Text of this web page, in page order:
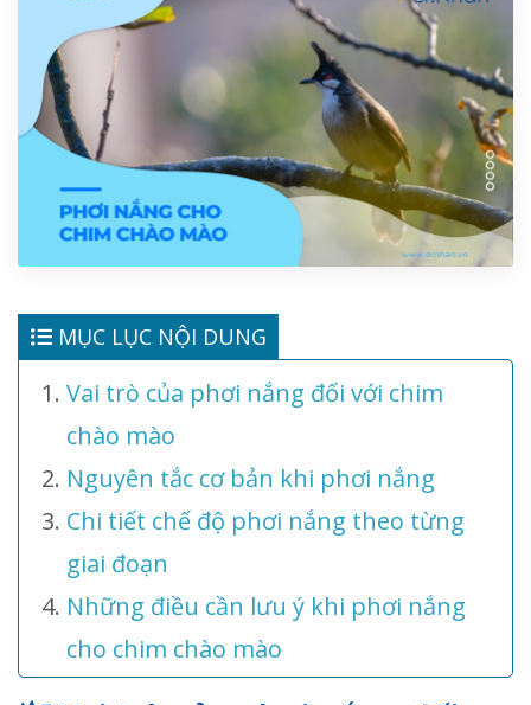
MỤC LỤC NỘI DUNG
Vai trò của phơi nắng đối với chim
chào mào
Nguyên tắc cơ bản khi phơi nắng
Chi tiết chế độ phơi nắng theo từng
giai đoạn
Những điều cần lưu ý khi phơi nắng
cho chim chào mào